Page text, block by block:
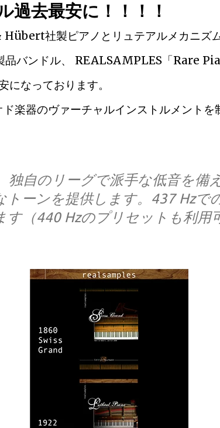
過去最安に！！！！
社製ピアノとリュテアルメカニズ
品バンドル、 REALSAMPLES「Rare
なっております。
楽器のヴァーチャルインストルメントを
独自のリーグで派手な低音を備
トーンを提供します。437 Hzで
す（440 Hzのプリセットも利用